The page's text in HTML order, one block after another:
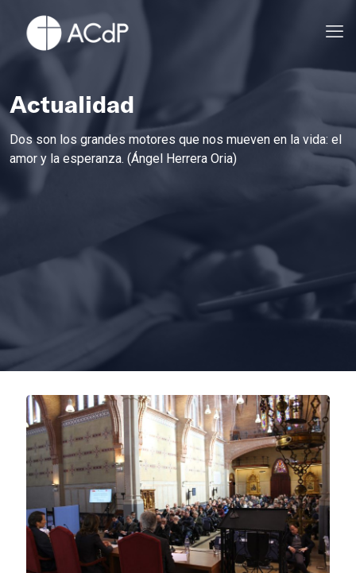
Actualidad
Dos son los grandes motores que nos mueven en la vida: el
amor y la esperanza. (Ángel Herrera Oria)